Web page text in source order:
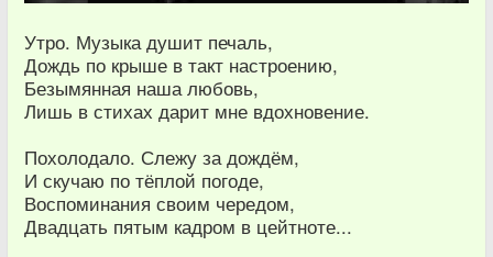
Утро. Музыка душит печаль,
Дождь по крыше в такт настроению,
Безымянная наша любовь,
Лишь в стихах дарит мне вдохновение.
Похолодало. Слежу за дождём,
И скучаю по тёплой погоде,
Воспоминания своим чередом,
Двадцать пятым кадром в цейтноте...